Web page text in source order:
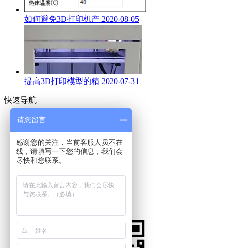
如何避免3D打印机产 2020-08-05
提高3D打印模型的精 2020-07-31
快速导航
网站首页
关于我们
产品
 资讯
服务应用
案例分享
 在线商城
请您留言
感谢您的关注，当前客服人员不在
线，请填写一下您的信息，我们会
尽快和您联系。